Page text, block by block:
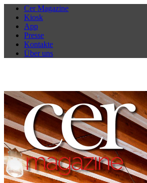
Cer Magazine
Kiosk
App
Presse
Kontakte
Über uns